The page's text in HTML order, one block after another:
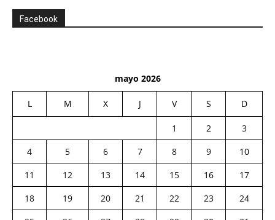
Facebook
mayo 2026
L M X J V S D
1 2
3
4
5 6 7 8 9
10
11
12 13 14 15 16
17
18
19 20 21 22 23
24